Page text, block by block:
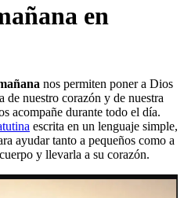
en
nos permiten poner a Dios
de nuestro corazón y de nuestra
acompañe durante todo el día.
escrita en un lenguaje simple,
ayudar tanto a pequeños como a
y llevarla a su corazón.